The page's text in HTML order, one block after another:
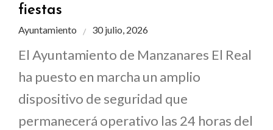
fiestas
Ayuntamiento 30 julio, 2026
El Ayuntamiento de Manzanares El Real
ha puesto en marcha un amplio
dispositivo de seguridad que
permanecerá operativo las 24 horas del